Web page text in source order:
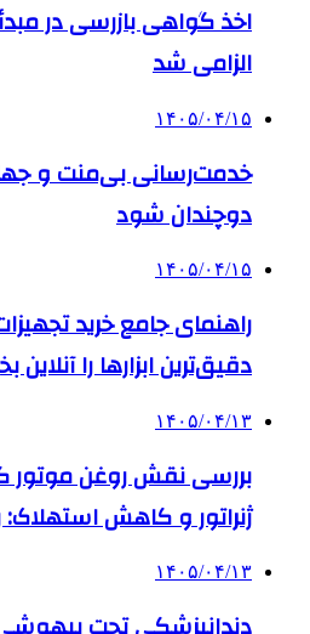
اخذ گواهی بازرسی در
الزامی شد
۱۴۰۵/۰۴/۱۵
خدمت‌رسانی بی‌منت و
دوچندان شود
۱۴۰۵/۰۴/۱۵
راهنمای جامع خرید
دقیق‌ترین ابزارها را آنلاین
۱۴۰۵/۰۴/۱۳
بررسی نقش روغن موتور
ژنراتور و کاهش
۱۴۰۵/۰۴/۱۳